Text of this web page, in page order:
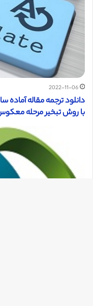
2022-11-06
دانلود ترجمه مقاله
با روش تبخیر مرحله